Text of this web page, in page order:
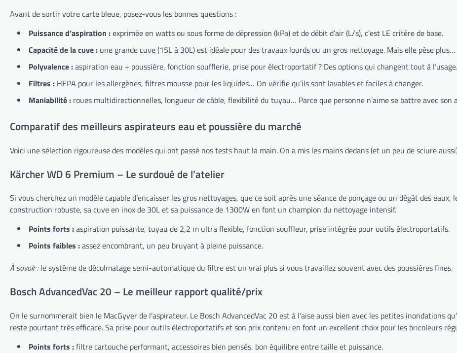
Avant de sortir votre carte bleue, posez-vous les bonnes questions :
Puissance d’aspiration :exprimée en watts ou sous forme de dépression (kPa) et de débit d’air (L/s), c’est LE critère de base.
Capacité de la cuve : une grande cuve (15L à 30L) est idéale pour des travaux lourds ou un gros nettoyage. Mais elle pèse plus…
Polyvalence :aspiration eau + poussière, fonction soufflerie, prise pour électroportatif ? Des options qui changent tout à l’usage.
Filtres : HEPA pour les allergènes, filtres mousse pour les liquides… On vérifie qu’ils sont lavables et faciles à changer.
Maniabilité : roues multidirectionnelles, longueur de câble, flexibilité du tuyau… Parce que personne n’aime se battre avec son
Comparatif des meilleurs aspirateurs eau et poussière du marché
Voici une sélection rigoureuse des modèles qui ont passé nos tests haut la main. On a mis les mains dedans (et un peu de sciure
Kärcher WD 6 Premium – Le surdoué de l’atelier
Si vous cherchez un modèle capable d’encaisser les gros nettoyages, que ce soit après une séance de ponçage ou un dégât des
construction robuste, sa cuve en inox de 30L et sa puissance de 1300W en font un champion du nettoyage intensif.
Points forts :aspiration puissante, tuyau de 2,2 m ultra flexible, fonction souffleur, prise intégrée pour outils électroportatifs.
Points faibles :assez encombrant, un peu bruyant à pleine puissance.
À savoir :le système de décolmatage semi-automatique du filtre est un vrai plus si vous travaillez souvent avec des poussières fines.
Bosch AdvancedVac 20 – Le meilleur rapport qualité/prix
On le surnommerait bien le MacGyver de l’aspirateur. Le Bosch AdvancedVac 20 est à l’aise aussi bien avec les petites inondations
reste pourtant très efficace. Sa prise pour outils électroportatifs et son prix contenu en font un excellent choix pour les bricoleurs
Points forts :filtre cartouche performant, accessoires bien pensés, bon équilibre entre taille et puissance.